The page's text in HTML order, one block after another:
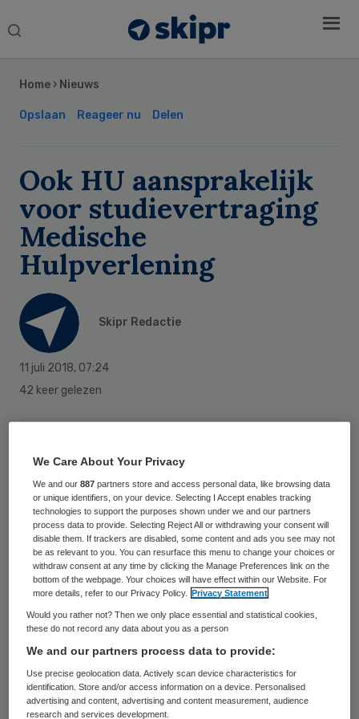
Search
Home › Nieuws
Opslaan Reageer nu Delen
Ook HU aansprakelijk
voor studievertraging
Medische
Hulpverlening
Skipr Redactie
11 juli 2018, 07:24
42 keer gelezen
verantwoordelijk voor de studievertraging
van studenten van de bacheloropleiding
Medische Hulpverlening (BMH). Dit
bepaalde het gerechtshof in Arnhem
dinsdag in hoger beroep.
De studenten, die vertegenwoordigd
worden door het Landelijk Studenten
Rechtsbureau, spanden de zaak aan omdat
de school voor hen te laat een BIG-
registratie aanvroeg, een vereiste om in de
Sidebar
We Care About Your Privacy
We and our887 partners store and access personal data, like browsing data
or unique identifiers, on your device. Selecting I Accept enables tracking
technologies to support the purposes shown under we and our partners
process data to provide. Selecting Reject All or withdrawing your consent will
disable them. If trackers are disabled, some content and ads you see may not
be as relevant to you. You can resurface this menu to change your choices or
withdraw consent at any time by clicking the Manage Preferences link on the
bottom of the webpage. Your choices will have effect within our Website. For
more details, refer to our Privacy Policy.
Privacy Statement
Would you rather not? Then we only place essential and statistical cookies,
these do not record any data about you as a person
We and our partners process data to provide:
Use precise geolocation data. Actively scan device characteristics for
identification. Store and/or access information on a device. Personalised
advertising and content, advertising and content measurement, audience
research and services development.